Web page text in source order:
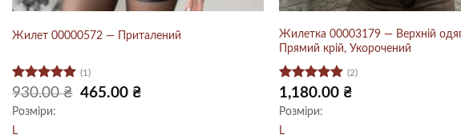
Жилет 00000572 — Приталений
Оцінено в
5 з 5
(1)
930.00₴
Оригінальна
465.00 ₴
Розміри:
L
Жилетка 00003179 — Верхній
Прямий крій, Укорочений
Оцінено в
5 з 5
(2)
1,180.00 ₴
Розміри:
L